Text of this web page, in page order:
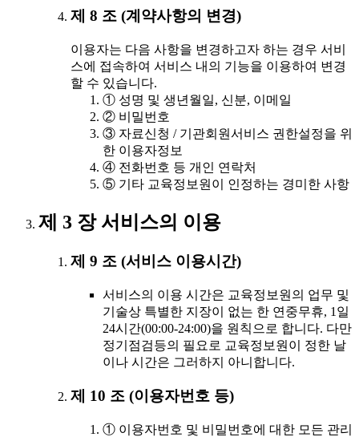
제 8 조 (계약사항의 변경)
이용자는 다음 사항을 변경하고자 하는 경우 서비
스에 접속하여 서비스 내의 기능을 이용하여 변경
할 수 있습니다.
① 성명 및 생년월일, 신분, 이메일
② 비밀번호
③ 자료신청 / 기관회원서비스 권한설정을 위
한 이용자정보
④ 전화번호 등 개인 연락처
⑤ 기타 교육정보원이 인정하는 경미한 사항
제 3 장 서비스의 이용
제 9 조 (서비스 이용시간)
서비스의 이용 시간은 교육정보원의 업무 및
기술상 특별한 지장이 없는 한 연중무휴, 1일
24시간(00:00-24:00)을 원칙으로 합니다. 다만
정기점검등의 필요로 교육정보원이 정한 날
이나 시간은 그러하지 아니합니다.
제 10 조 (이용자번호 등)
① 이용자번호 및 비밀번호에 대한 모든 관리